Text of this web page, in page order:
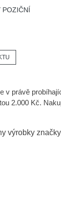
POZIČNÍ
v právě
2.000 Kč.
výrobky značky